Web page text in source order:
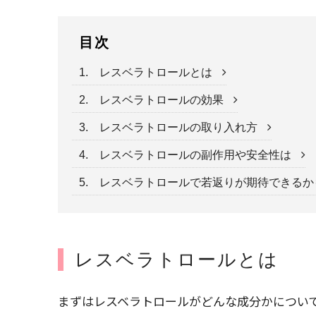
目次
1. レスベラトロールとは
2. レスベラトロールの効果
3. レスベラトロールの取り入れ方
4. レスベラトロールの副作用や安全性は
5. レスベラトロールで若返りが期待できるか
レスベラトロールとは
まずはレスベラトロールがどんな成分かについ